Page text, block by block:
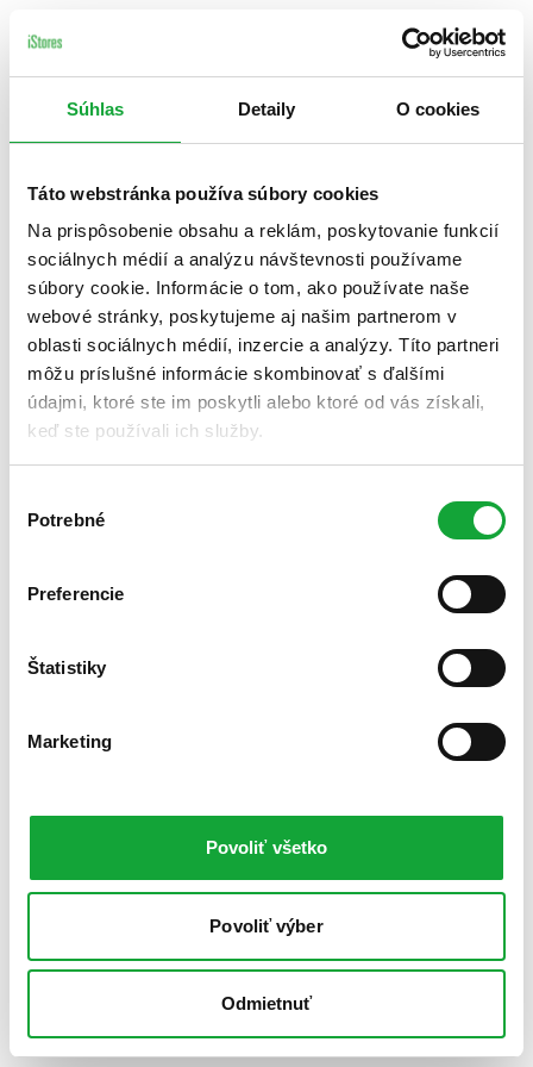
Súhlas Detaily O cookies
Táto webstránka používa súbory cookies
Na prispôsobenie obsahu a reklám, poskytovanie funkcií
sociálnych médií a analýzu návštevnosti používame
súbory cookie. Informácie o tom, ako používate naše
webové stránky, poskytujeme aj našim partnerom v
oblasti sociálnych médií, inzercie a analýzy. Títo partneri
môžu príslušné informácie skombinovať s ďalšími
údajmi, ktoré ste im poskytli alebo ktoré od vás získali,
keď ste používali ich služby.
súhlasu
Potrebné
Preferencie
Štatistiky
Marketing
Povoliť všetko
Povoliť výber
Odmietnuť